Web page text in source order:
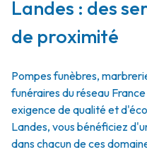
Landes : des
de proximité
Pompes funèbres,
funéraires du réseau
exigence de qualité et
Landes, vous bénéficiez
dans chacun de ces